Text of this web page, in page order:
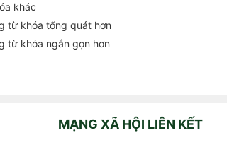
khác
từ khóa tổng quát hơn
từ khóa ngắn gọn hơn
MẠNG XÃ HỘI LIÊN KẾT